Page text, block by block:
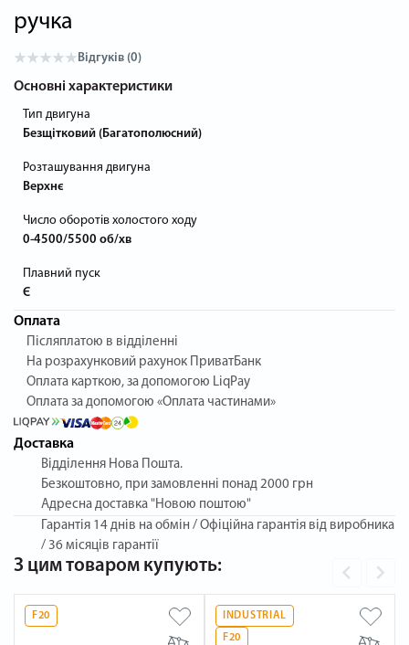
ручка
Відгуків (0)
Основні характеристики
Тип двигуна
Безщітковий (Багатополюсний)
Розташування двигуна
Верхнє
Число оборотів холостого ходу
0-4500/5500 об/хв
Плавний пуск
Є
Оплата
Післяплатою в відділенні
На розрахунковий рахунок ПриватБанк
Оплата карткою, за допомогою LiqPay
Оплата за допомогою «Оплата частинами»
Доставка
Відділення Нова Пошта.
Безкоштовно, при замовленні понад 2000 грн
Адресна доставка "Новою поштою"
Гарантія 14 днів на обмін / Офіційна гарантія від виробника
/ 36 місяців гарантії
З цим товаром купують:
F20
INDUSTRIAL
F20